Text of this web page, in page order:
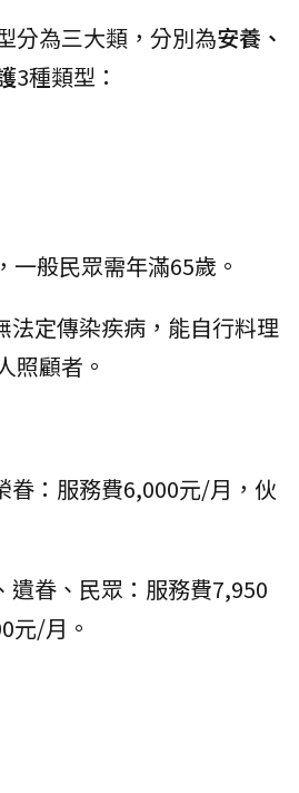
分為三大類，分別為安養、
3種類型：
一般民眾需年滿65歲。
法定傳染疾病，能自行料理
照顧者。
眷：服務費6,000元/月，伙
遺眷、民眾：服務費7,950
元/月。